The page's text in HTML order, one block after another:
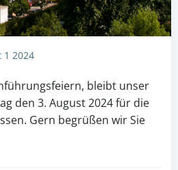
1 2024
bleibt unser
den 3. August 2024 für die
Gern begrüßen wir Sie